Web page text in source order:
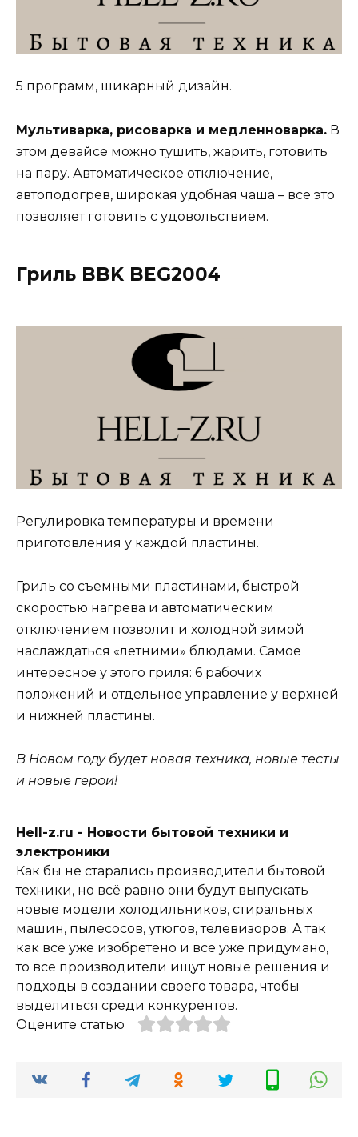
5 программ, шикарный дизайн.
Мультиварка, рисоварка и медленноварка. В
этом девайсе можно тушить, жарить, готовить
на пару. Автоматическое отключение,
автоподогрев, широкая удобная чаша – все это
позволяет готовить с удовольствием.
Гриль BBK BEG2004
Регулировка температуры и времени
приготовления у каждой пластины.
Гриль со съемными пластинами, быстрой
скоростью нагрева и автоматическим
отключением позволит и холодной зимой
наслаждаться «летними» блюдами. Самое
интересное у этого гриля: 6 рабочих
положений и отдельное управление у верхней
и нижней пластины.
В Новом году будет новая техника, новые тесты
и новые герои!
Hell-z.ru - Новости бытовой техники и
электроники
Как бы не старались производители бытовой
техники, но всё равно они будут выпускать
новые модели холодильников, стиральных
машин, пылесосов, утюгов, телевизоров. А так
как всё уже изобретено и все уже придумано,
то все производители ищут новые решения и
подходы в создании своего товара, чтобы
выделиться среди конкурентов.
Оцените статью